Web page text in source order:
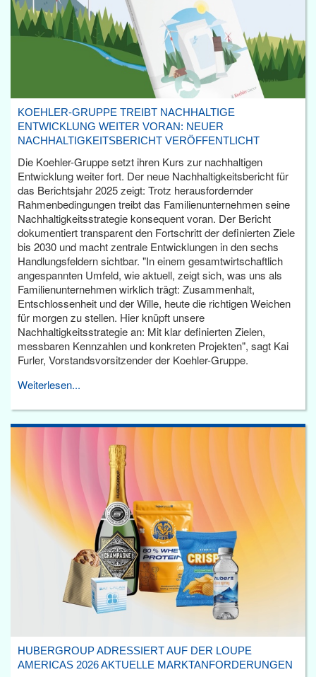
KOEHLER-GRUPPE TREIBT NACHHALTIGE
ENTWICKLUNG WEITER VORAN: NEUER
NACHHALTIGKEITSBERICHT VERÖFFENTLICHT
Die Koehler-Gruppe setzt ihren Kurs zur nachhaltigen
Entwicklung weiter fort. Der neue Nachhaltigkeitsbericht für
das Berichtsjahr 2025 zeigt: Trotz herausfordernder
Rahmenbedingungen treibt das Familienunternehmen seine
Nachhaltigkeitsstrategie konsequent voran. Der Bericht
dokumentiert transparent den Fortschritt der definierten Ziele
bis 2030 und macht zentrale Entwicklungen in den sechs
Handlungsfeldern sichtbar. "In einem gesamtwirtschaftlich
angespannten Umfeld, wie aktuell, zeigt sich, was uns als
Familienunternehmen wirklich trägt: Zusammenhalt,
Entschlossenheit und der Wille, heute die richtigen Weichen
für morgen zu stellen. Hier knüpft unsere
Nachhaltigkeitsstrategie an: Mit klar definierten Zielen,
messbaren Kennzahlen und konkreten Projekten", sagt Kai
Furler, Vorstandsvorsitzender der Koehler-Gruppe.
Weiterlesen...
HUBERGROUP ADRESSIERT AUF DER LOUPE
AMERICAS 2026 AKTUELLE MARKTANFORDERUNGEN